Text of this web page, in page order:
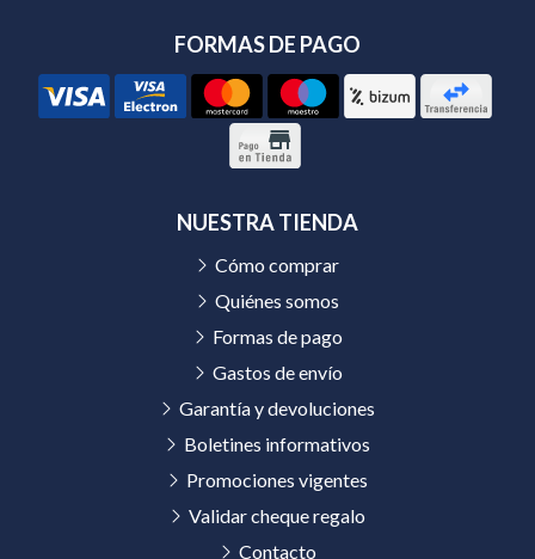
FORMAS DE PAGO
NUESTRA TIENDA
Cómo comprar
Quiénes somos
Formas de pago
Gastos de envío
Garantía y devoluciones
Boletines informativos
Promociones vigentes
Validar cheque regalo
Contacto